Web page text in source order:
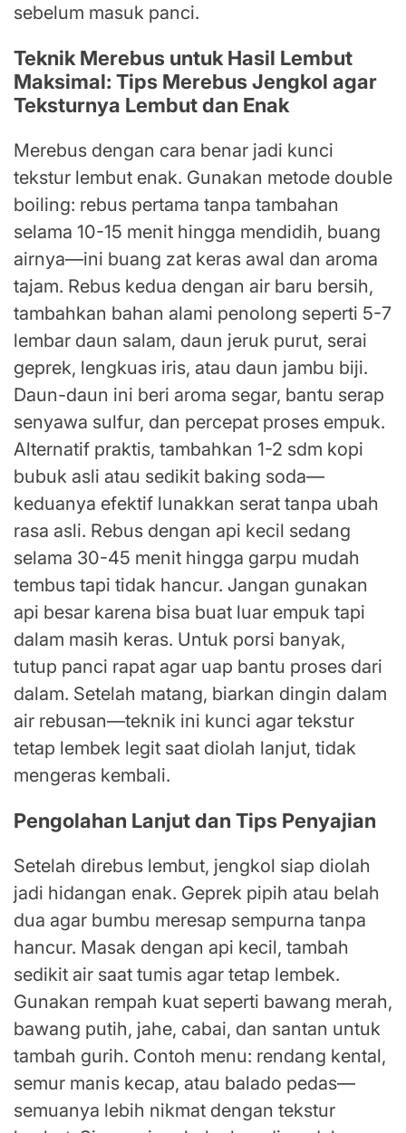
sebelum masuk panci.
Teknik Merebus untuk Hasil Lembut
Maksimal: Tips Merebus Jengkol agar
Teksturnya Lembut dan Enak
Merebus dengan cara benar jadi kunci
tekstur lembut enak. Gunakan metode double
boiling: rebus pertama tanpa tambahan
selama 10-15 menit hingga mendidih, buang
airnya—ini buang zat keras awal dan aroma
tajam. Rebus kedua dengan air baru bersih,
tambahkan bahan alami penolong seperti 5-7
lembar daun salam, daun jeruk purut, serai
geprek, lengkuas iris, atau daun jambu biji.
Daun-daun ini beri aroma segar, bantu serap
senyawa sulfur, dan percepat proses empuk.
Alternatif praktis, tambahkan 1-2 sdm kopi
bubuk asli atau sedikit baking soda—
keduanya efektif lunakkan serat tanpa ubah
rasa asli. Rebus dengan api kecil sedang
selama 30-45 menit hingga garpu mudah
tembus tapi tidak hancur. Jangan gunakan
api besar karena bisa buat luar empuk tapi
dalam masih keras. Untuk porsi banyak,
tutup panci rapat agar uap bantu proses dari
dalam. Setelah matang, biarkan dingin dalam
air rebusan—teknik ini kunci agar tekstur
tetap lembek legit saat diolah lanjut, tidak
mengeras kembali.
Pengolahan Lanjut dan Tips Penyajian
Setelah direbus lembut, jengkol siap diolah
jadi hidangan enak. Geprek pipih atau belah
dua agar bumbu meresap sempurna tanpa
hancur. Masak dengan api kecil, tambah
sedikit air saat tumis agar tetap lembek.
Gunakan rempah kuat seperti bawang merah,
bawang putih, jahe, cabai, dan santan untuk
tambah gurih. Contoh menu: rendang kental,
semur manis kecap, atau balado pedas—
semuanya lebih nikmat dengan tekstur